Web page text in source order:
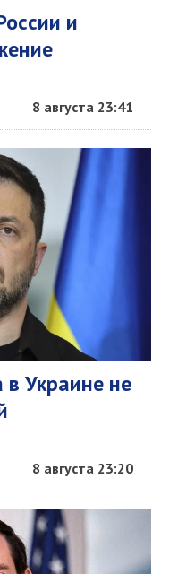
и
8 августа 23:41
Украине не
8 августа 23:20